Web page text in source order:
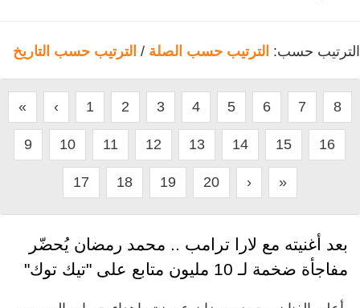
الترتيب حسب: الترتيب حسب الصلة / الترتيب حسب التاريخ
« ‹ 1 2 3 4 5 6 7 8
9 10 11 12 13 14 15 16
17 18 19 20 › »
بعد أغنيته مع لارا ترامب .. محمد رمضان يُحضّر
مفاجأة ضخمة لـ 10 مليون متابع على "تيك توك"